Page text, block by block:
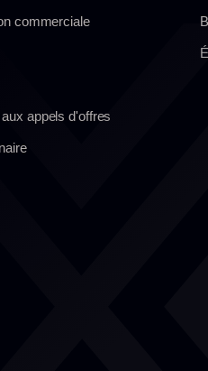
commerciale
appels d'offres